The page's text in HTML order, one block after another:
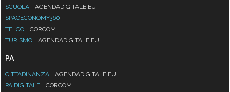
SCUOLA
AGENDADIGITALE.EU
SPACECONOMY360
TELCO
CORCOM
TURISMO
AGENDADIGITALE.EU
PA
CITTADINANZA
AGENDADIGITALE.EU
PA DIGITALE
CORCOM